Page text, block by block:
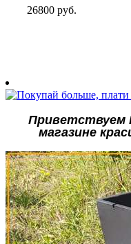
26800 руб.
Приветствуем
магазине